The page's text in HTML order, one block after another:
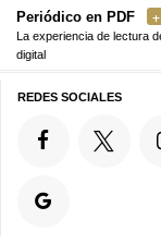
Periódico en PDF
La experiencia de lectura
digital
REDES SOCIALES